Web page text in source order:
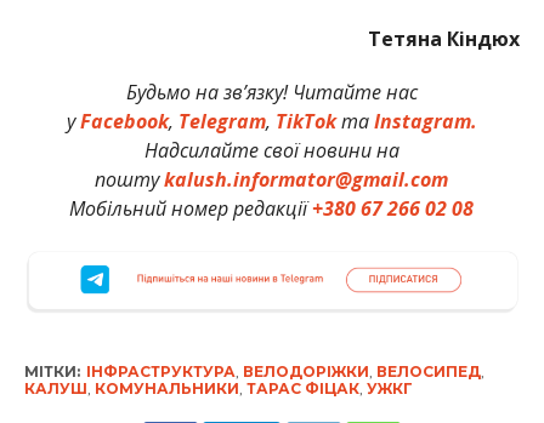
Тетяна Кіндюх
Будьмо на зв’язку! Читайте нас
уFacebook, Telegram, TikTokтаInstagram.
Надсилайте свої новини на
поштуkalush.informator@gmail.com
Мобільний номер редакції+380 67 266 02 08
МІТКИ: ІНФРАСТРУКТУРА, ВЕЛОДОРІЖКИ, ВЕЛОСИПЕД,
КАЛУШ, КОМУНАЛЬНИКИ, ТАРАС ФІЦАК, УЖКГ